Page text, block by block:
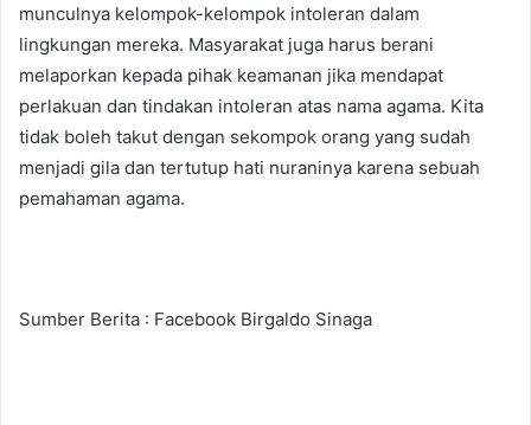
munculnya kelompok-kelompok intoleran dalam
lingkungan mereka. Masyarakat juga harus berani
melaporkan kepada pihak keamanan jika mendapat
perlakuan dan tindakan intoleran atas nama agama. Kita
tidak boleh takut dengan sekompok orang yang sudah
menjadi gila dan tertutup hati nuraninya karena sebuah
pemahaman agama.
Sumber Berita : Facebook Birgaldo Sinaga